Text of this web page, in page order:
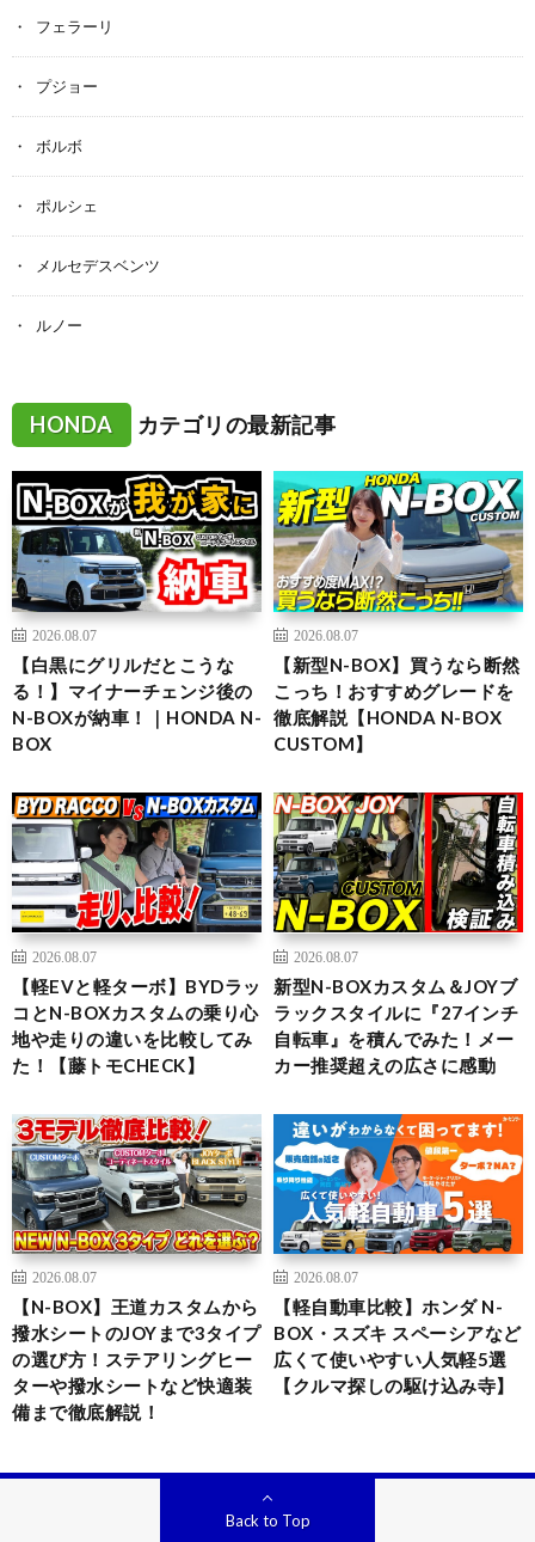
フェラーリ
プジョー
ボルボ
ポルシェ
メルセデスベンツ
ルノー
HONDA カテゴリの最新記事
2026.08.07
【白黒にグリルだとこうな
る！】マイナーチェンジ後の
N-BOXが納車！｜HONDA N-
BOX
2026.08.07
【新型N-BOX】買うなら断然
こっち！おすすめグレードを
徹底解説【HONDA N-BOX
CUSTOM】
2026.08.07
【軽EVと軽ターボ】BYDラッ
コとN-BOXカスタムの乗り心
地や走りの違いを比較してみ
た！【藤トモCHECK】
2026.08.07
新型N-BOXカスタム＆JOYブ
ラックスタイルに『27インチ
自転車』を積んでみた！メー
カー推奨超えの広さに感動
2026.08.07
【N-BOX】王道カスタムから
撥水シートのJOYまで3タイプ
の選び方！ステアリングヒー
ターや撥水シートなど快適装
備まで徹底解説！
2026.08.07
【軽自動車比較】ホンダ N-
BOX・スズキ スペーシアなど
広くて使いやすい人気軽5選
【クルマ探しの駆け込み寺】
Back to Top